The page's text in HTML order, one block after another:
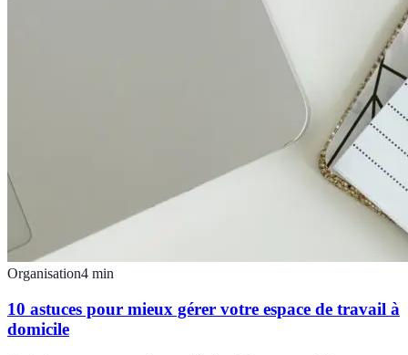
Organisation4 min
10 astuces pour mieux gérer votre espace de travail à
domicile